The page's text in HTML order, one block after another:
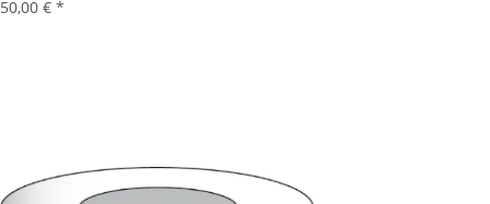
50,00 € *